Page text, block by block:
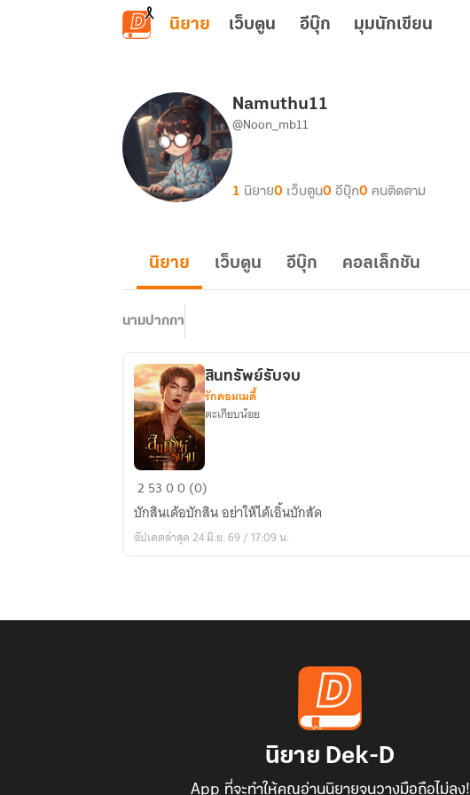
ข้ามไปยังเนื้อหาหลัก
นิยาย เว็บตูน อีบุ๊ก มุมนักเขียน
Namuthu11
@Noon_mb11
1 นิยาย0 เว็บตูน0 อีบุ๊ก0 คนติดตาม
นิยาย เว็บตูน อีบุ๊ก คอลเล็กชัน
นามปากกา
สินทรัพย์
รับ
จบ
สินทรัพย์รับจบ
รักคอมเมดี้
ตะเกียบน้อย
2 5300 (0)
บักสินเด้อบักสิน อย่าให้ได้เอิ้นบักสัด
อัปเดตล่าสุด 24 มิ.ย. 69 / 17:09 น.
นิยาย Dek-D
App ที่จะทำให้คุณอ่านนิยายจนวางมือถือไม่ลง!